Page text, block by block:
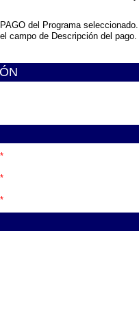
del Programa seleccionado.
campo de Descripción del pago.
*
*
*